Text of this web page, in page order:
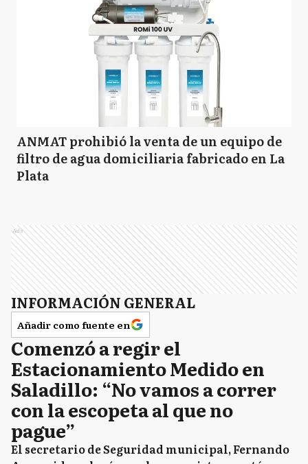
ANMAT prohibió la venta de un equipo de
filtro de agua domiciliaria fabricado en La
Plata
Ads
INFORMACIÓN GENERAL
Añadir como fuente en
Comenzó a regir el
Estacionamiento Medido en
Saladillo: “No vamos a correr
con la escopeta al que no
pague”
El secretario de Seguridad municipal, Fernando